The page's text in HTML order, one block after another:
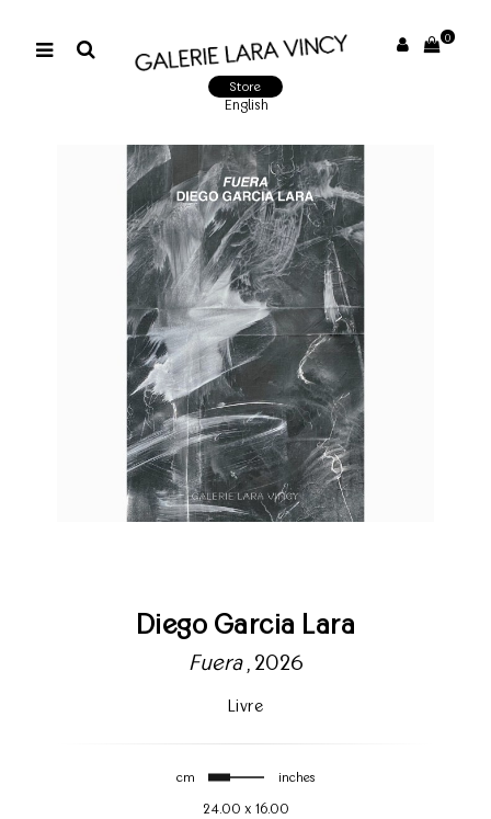
0
Store
English
Diego Garcia Lara
Fuera, 2026
Livre
cm inches
24.00 x 16.00